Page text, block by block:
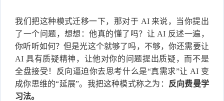
我们把这种模式迁移一下，那对于 AI 来说，当你提出
了一个问题，想想：他真的懂了吗？让 AI 反述一遍，
你听听如何？但是光这个就够了吗，不够，你还需要让
AI 具有质疑精神，让他对你的问题提出质疑，而不是
全盘接受！反向逼迫你去思考什么是“真需求”让 AI 变
成你思维的“延展”。我把这种模式称之为： 反向费曼学
习法。